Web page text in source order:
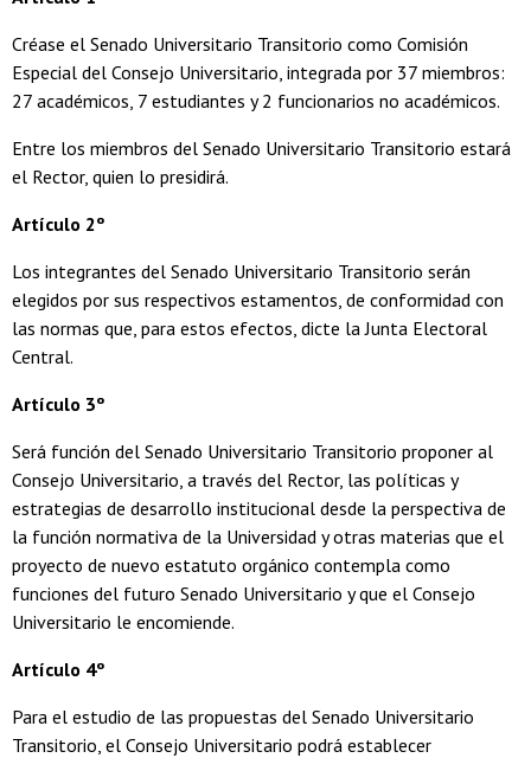
Créase el Senado Universitario Transitorio como Comisión
Especial del Consejo Universitario, integrada por 37 miembros:
27 académicos, 7 estudiantes y 2 funcionarios no académicos.
Entre los miembros del Senado Universitario Transitorio estará
el Rector, quien lo presidirá.
Artículo 2º
Los integrantes del Senado Universitario Transitorio serán
elegidos por sus respectivos estamentos, de conformidad con
las normas que, para estos efectos, dicte la Junta Electoral
Central.
Artículo 3º
Será función del Senado Universitario Transitorio proponer al
Consejo Universitario, a través del Rector, las políticas y
estrategias de desarrollo institucional desde la perspectiva de
la función normativa de la Universidad y otras materias que el
proyecto de nuevo estatuto orgánico contempla como
funciones del futuro Senado Universitario y que el Consejo
Universitario le encomiende.
Artículo 4º
Para el estudio de las propuestas del Senado Universitario
Transitorio, el Consejo Universitario podrá establecer